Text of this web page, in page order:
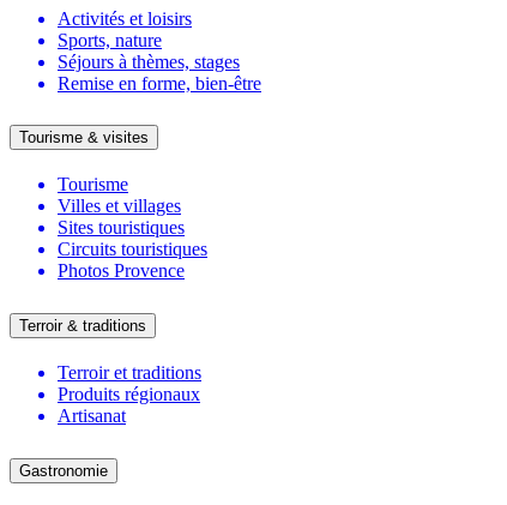
Activités et loisirs
Sports, nature
Séjours à thèmes, stages
Remise en forme, bien-être
Tourisme & visites
Tourisme
Villes et villages
Sites touristiques
Circuits touristiques
Photos Provence
Terroir & traditions
Terroir et traditions
Produits régionaux
Artisanat
Gastronomie